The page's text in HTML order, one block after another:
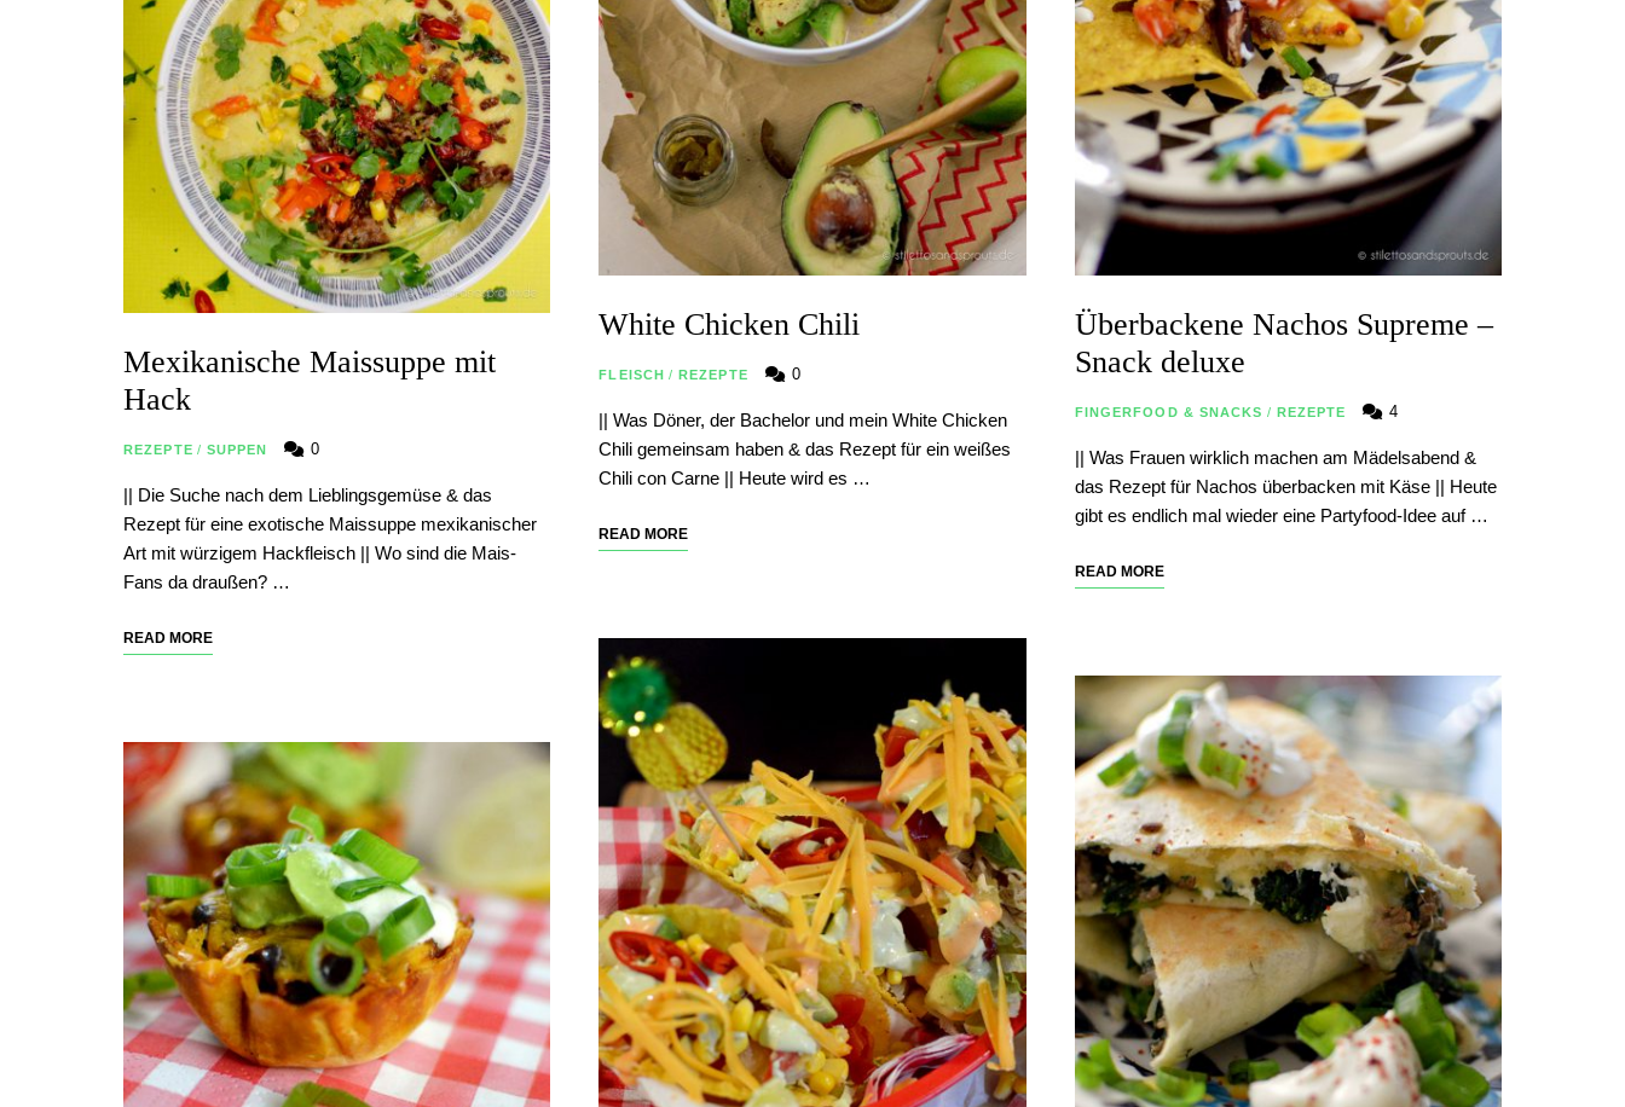
Mexikanische Maissuppe mit
Hack
REZEPTE / SUPPEN 0
|| Die Suche nach dem Lieblingsgemüse & das
Rezept für eine exotische Maissuppe mexikanischer
Art mit würzigem Hackfleisch || Wo sind die Mais-
Fans da draußen? …
READ MORE
White Chicken Chili
FLEISCH / REZEPTE 0
|| Was Döner, der Bachelor und mein White Chicken
Chili gemeinsam haben & das Rezept für ein weißes
Chili con Carne || Heute wird es …
READ MORE
Überbackene Nachos Supreme –
Snack deluxe
FINGERFOOD & SNACKS / REZEPTE 4
|| Was Frauen wirklich machen am Mädelsabend &
das Rezept für Nachos überbacken mit Käse || Heute
gibt es endlich mal wieder eine Partyfood-Idee auf …
READ MORE